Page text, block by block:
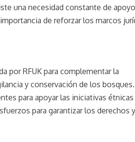
una necesidad constante de apoyo
de reforzar los marcos
por RFUK para complementar la
y conservación de los bosques.
para apoyar las iniciativas
para garantizar los derechos y